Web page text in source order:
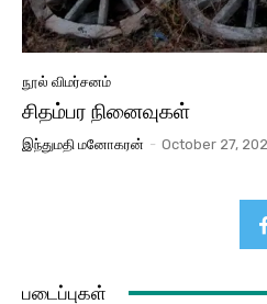
நூல் விமர்சனம்
சிதம்பர நினைவுகள்
இந்துமதி மனோகரன் - October 27,
படைப்புகள்